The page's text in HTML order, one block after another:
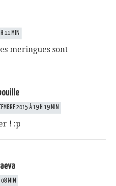
11 MIN
meringues sont
2015 À 19 H 19 MIN
! :p
MIN